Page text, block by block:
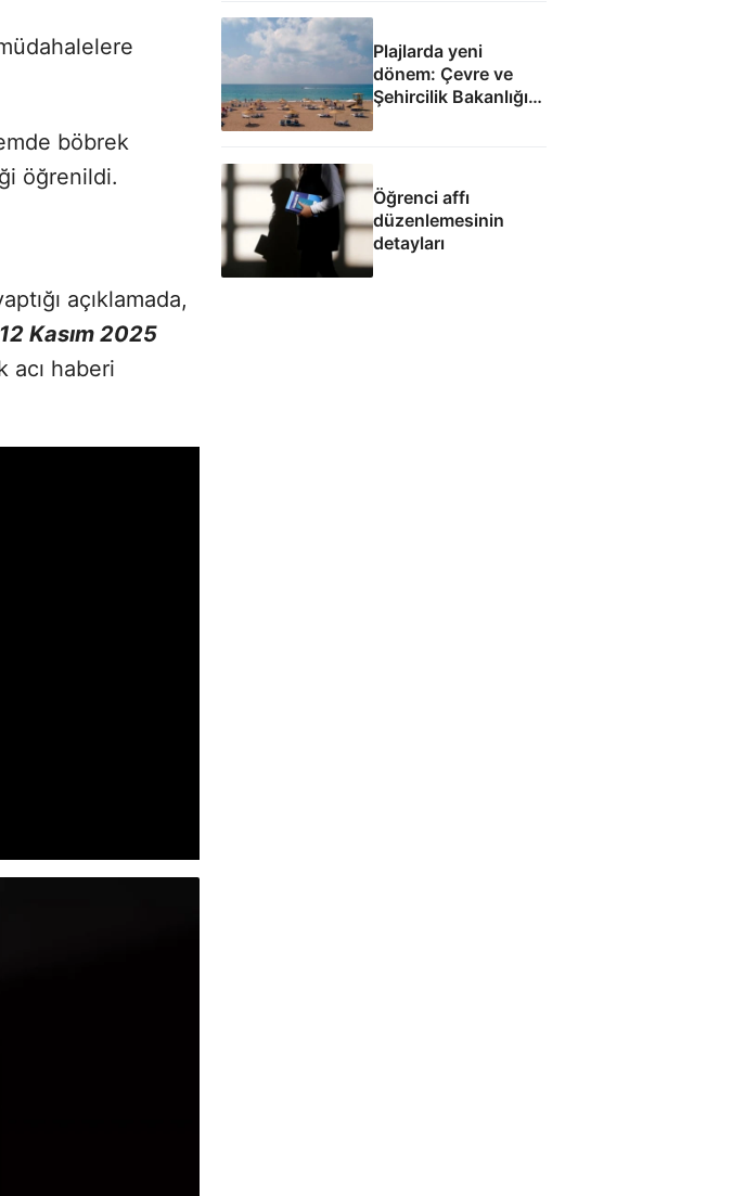
böbrek
öğrenildi.
açıklamada,
Kasım 2025
acı haberi
Plajlarda yeni
dönem: Çevre ve
Şehircilik Bakanlığı
yetkilendirildi
Öğrenci affı
düzenlemesinin
detayları